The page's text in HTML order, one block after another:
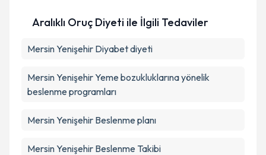
Aralıklı Oruç Diyeti ile İlgili Tedaviler
Mersin Yenişehir Diyabet diyeti
Mersin Yenişehir Yeme bozukluklarına yönelik
beslenme programları
Mersin Yenişehir Beslenme planı
Mersin Yenişehir Beslenme Takibi